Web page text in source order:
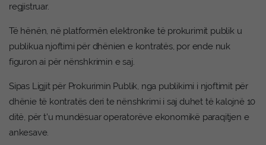
regjistruar.
Të hënën, në platformën elektronike të prokurimit publik u
publikua njoftimi për dhënien e kontratës, por ende nuk
figuron ai për nënshkrimin e saj.
Sipas Ligjit për Prokurimin Publik, nga publikimi i njoftimit për
dhënie të kontratës deri te nënshkrimi i saj duhet të kalojnë 10
ditë, për t’u mundësuar operatorëve ekonomikë paraqitjen e
ankesave.